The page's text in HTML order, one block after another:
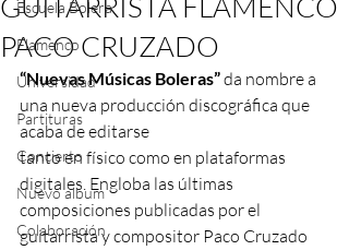
Escuela Bolera
Flamenco
Universidad
Partituras
Concierto
Nuevo album
Colaboración
PACO CRUZADO
“Nuevas Músicas Boleras” da nombre a
una nueva producción discográfica que
acaba de editarse
tanto en físico como en plataformas
digitales. Engloba las últimas
composiciones publicadas por el
guitarrista y compositor Paco Cruzado